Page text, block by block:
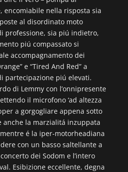
encomiabile nella risposta sia
al disordinato moto
professione, sia piú indietro,
piú compassato si
accompagnamento dei
e “Tired And Red” a
partecipazione piú elevati.
di Lemmy con l’onnipresente
il microfono ‘ad altezza
a gorgogliare appena sotto
anche la marzialitá inzuppata
é la iper-motorheadiana
con un basso saltellante a
dei Sodom e l’intero
Esibizione eccellente, degna